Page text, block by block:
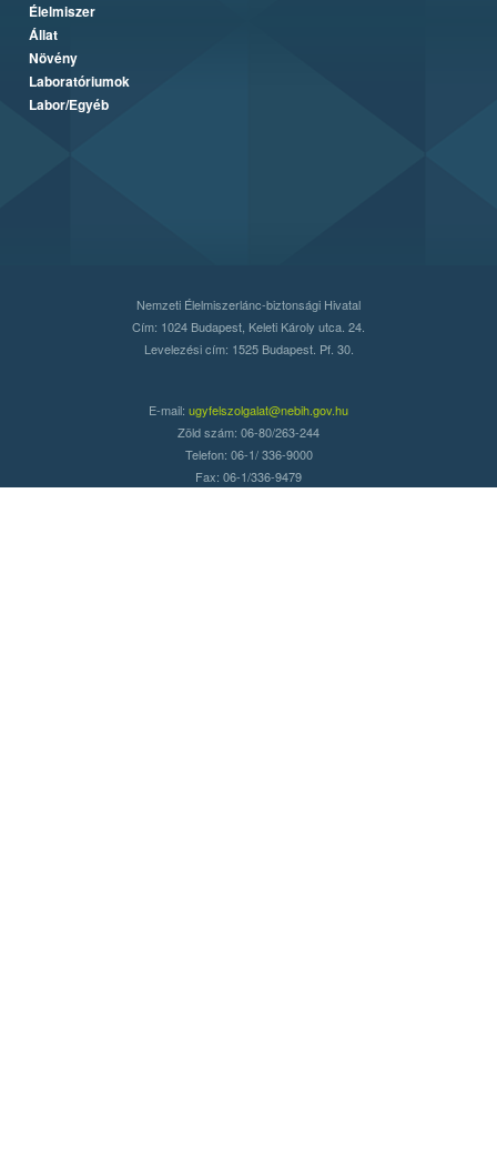
Élelmiszer
Állat
Növény
Laboratóriumok
Labor/Egyéb
Nemzeti Élelmiszerlánc-biztonsági Hivatal
Cím: 1024 Budapest, Keleti Károly utca. 24.
Levelezési cím: 1525 Budapest. Pf. 30.
E-mail: ugyfelszolgalat@nebih.gov.hu
Zöld szám: 06-80/263-244
Telefon: 06-1/ 336-9000
Fax: 06-1/336-9479